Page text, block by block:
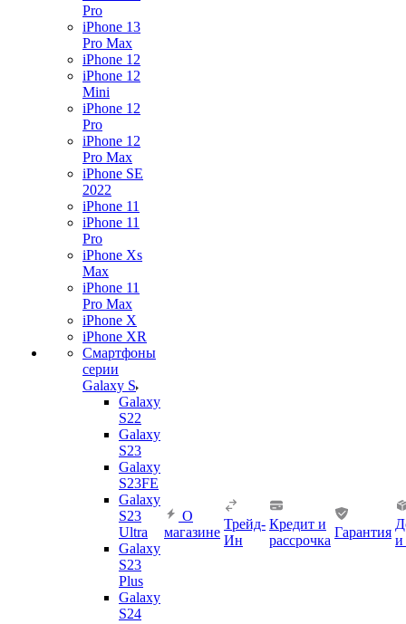
Pro
iPhone 13
Pro Max
iPhone 12
iPhone 12
Mini
iPhone 12
Pro
iPhone 12
Pro Max
iPhone SE
2022
iPhone 11
iPhone 11
Pro
iPhone Xs
Max
iPhone 11
Pro Max
iPhone X
iPhone XR
Смартфоны
серии
Galaxy S
Galaxy
S22
Galaxy
S23
Galaxy
S23FE
Galaxy
S23
Ultra
Galaxy
S23
Plus
Galaxy
S24
О
магазине
Трейд-
Ин
Кредит и
рассрочка
Гарантия
и